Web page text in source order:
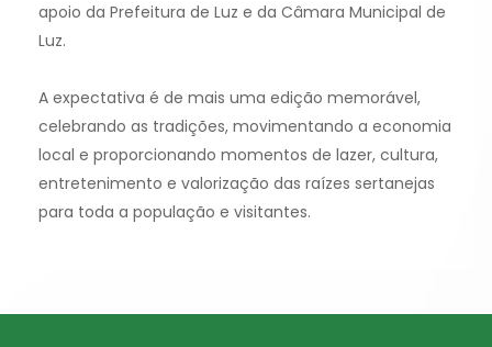
apoio da Prefeitura de Luz e da Câmara Municipal de
Luz.
A expectativa é de mais uma edição memorável,
celebrando as tradições, movimentando a economia
local e proporcionando momentos de lazer, cultura,
entretenimento e valorização das raízes sertanejas
para toda a população e visitantes.